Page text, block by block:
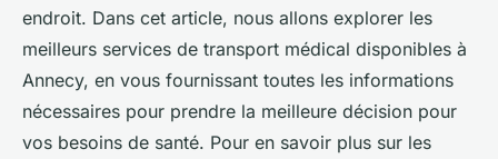
endroit. Dans cet article, nous allons explorer les
meilleurs services de transport médical disponibles à
Annecy, en vous fournissant toutes les informations
nécessaires pour prendre la meilleure décision pour
vos besoins de santé. Pour en savoir plus sur les